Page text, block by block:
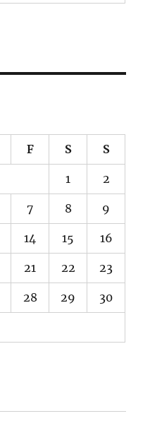
F S S
1 2
7 8 9
14 15 16
21 22 23
28 29 30